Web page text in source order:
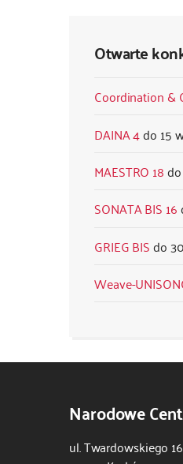
Otwarte
Coordination &
DAINA 4
15
MAESTRO 18
SONATA BIS 16
GRIEG BIS
Weave-
Narodowe
ul. Twardowskiego 16